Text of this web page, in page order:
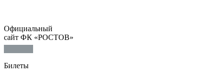
Официальный
сайт ФК «РОСТОВ»
Билеты